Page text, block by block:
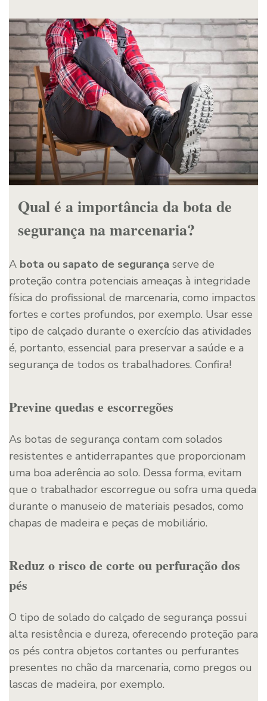
Qual é a importância da bota de
segurança na marcenaria?
A bota ou sapato de segurança serve de
proteção contra potenciais ameaças à integridade
física do profissional de marcenaria, como impactos
fortes e cortes profundos, por exemplo. Usar esse
tipo de calçado durante o exercício das atividades
é, portanto, essencial para preservar a saúde e a
segurança de todos os trabalhadores. Confira!
Previne quedas e escorregões
As botas de segurança contam com solados
resistentes e antiderrapantes que proporcionam
uma boa aderência ao solo. Dessa forma, evitam
que o trabalhador escorregue ou sofra uma queda
durante o manuseio de materiais pesados, como
chapas de madeira e peças de mobiliário.
Reduz o risco de corte ou perfuração dos
pés
O tipo de solado do calçado de segurança possui
alta resistência e dureza, oferecendo proteção para
os pés contra objetos cortantes ou perfurantes
presentes no chão da marcenaria, como pregos ou
lascas de madeira, por exemplo.